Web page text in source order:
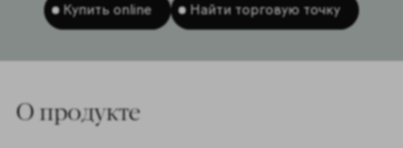
Купить online Найти торговую точку
O продукте